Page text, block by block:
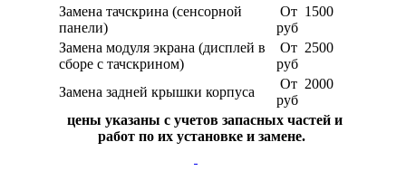
Замена тачскрина (сенсорной
панели)
От 1500
руб
Замена модуля экрана (дисплей в
сборе с тачскрином)
От 2500
руб
Замена задней крышки корпуса
От 2000
руб
цены указаны с учетов запасных частей и
работ по их установке и замене.